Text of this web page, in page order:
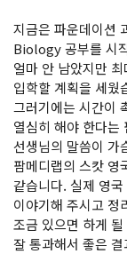
지금은 파운데이
Biology 공부를 시
얼마 안 남았지만
입학할 계획을 세웠
그러기에는 시간이
열심히 해야 한다는
선생님의 말씀이 가
팜메디랩의 스캇 영
같습니다. 실제 영
이야기해 주시고 정
조금 있으면 하게
잘 통과해서 좋은